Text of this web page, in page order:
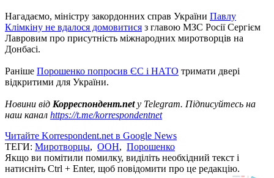
Нагадаємо, міністру закордонних справ України Павлу
Клімкіну не вдалося домовитися з главою МЗС Росії Сергієм
Лавровим про присутність міжнародних миротворців на
Донбасі.
Раніше Порошенко попросив ЄС і НАТО тримати двері
відкритими для України.
Новини від Корреспондент.netу Telegram. Підписуйтесь на
наш канал https://t.me/korrespondentnet
Читайте Korrespondent.net в Google News
ТЕГИ: Миротворцы, ООН, Порошенко
Якщо ви помітили помилку, виділіть необхідний текст і
натисніть Ctrl + Enter, щоб повідомити про це редакцію.